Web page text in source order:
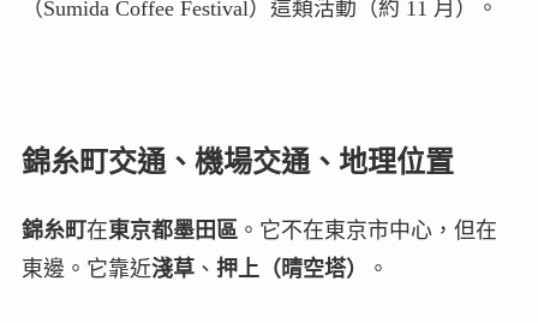
（Sumida Coffee Festival）這類活動（約 11 月）。
錦糸町交通、機場交通、地理位置
錦糸町在東京都墨田區。它不在東京市中心，但在
東邊。它靠近淺草、 押上（晴空塔） 。